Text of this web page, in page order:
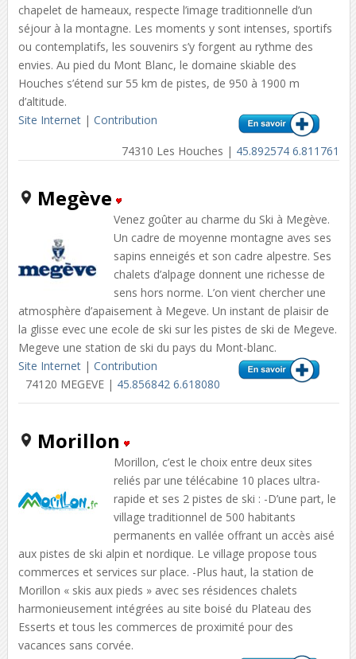
chapelet de hameaux, respecte l’image traditionnelle d’un
séjour à la montagne. Les moments y sont intenses, sportifs
ou contemplatifs, les souvenirs s’y forgent au rythme des
envies. Au pied du Mont Blanc, le domaine skiable des
Houches s’étend sur 55 km de pistes, de 950 à 1900 m
d’altitude.
Site Internet| Contribution
74310 Les Houches | 45.892574 6.811761
Megève
Venez goûter au charme du Ski à Megève.
Un cadre de moyenne montagne aves ses
sapins enneigés et son cadre alpestre. Ses
chalets d’alpage donnent une richesse de
sens hors norme. L’on vient chercher une
atmosphère d’apaisement à Megeve. Un instant de plaisir de
la glisse evec une ecole de ski sur les pistes de ski de Megeve.
Megeve une station de ski du pays du Mont-blanc.
Site Internet| Contribution
74120 MEGEVE | 45.856842 6.618080
Morillon
Morillon, c’est le choix entre deux sites
reliés par une télécabine 10 places ultra-
rapide et ses 2 pistes de ski : -D’une part, le
village traditionnel de 500 habitants
permanents en vallée offrant un accès aisé
aux pistes de ski alpin et nordique. Le village propose tous
commerces et services sur place. -Plus haut, la station de
Morillon « skis aux pieds » avec ses résidences chalets
harmonieusement intégrées au site boisé du Plateau des
Esserts et tous les commerces de proximité pour des
vacances sans corvée.